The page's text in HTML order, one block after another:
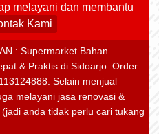
melayani dan membantu
Kami
: Supermarket Bahan
& Praktis di Sidoarjo. Order
Selain menjual
melayani jasa renovasi &
anda tidak perlu cari tukang